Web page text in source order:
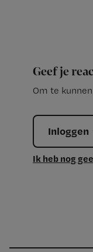
Geef je
Om te
Inloggen
Ik heb nog